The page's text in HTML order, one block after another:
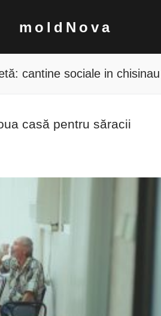
moldNova
cantine sociale in chisinau
casă pentru săracii